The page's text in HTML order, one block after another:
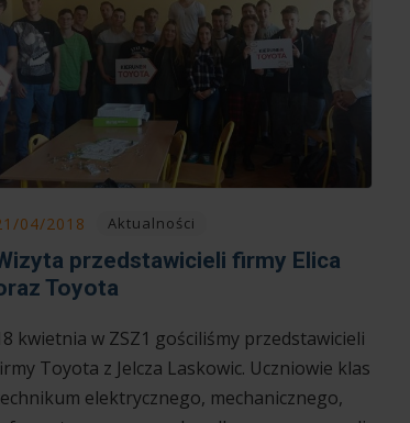
04/2018 Aktualności
przedstawicieli firmy Elica
Toyota
kwietnia w ZSZ1 gościliśmy przedstawicieli
Toyota z Jelcza Laskowic. Uczniowie klas
elektrycznego, mechanicznego,